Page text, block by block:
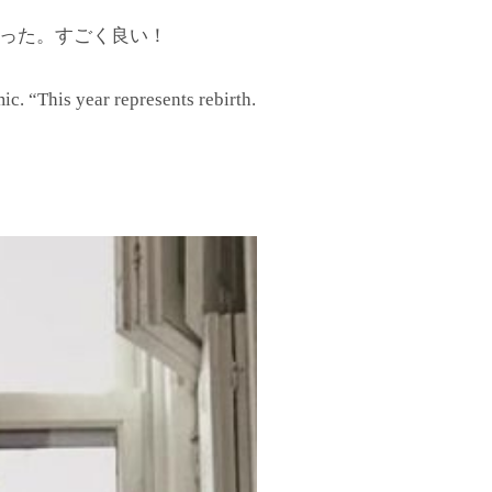
た。すごく良い！
“This year represents rebirth.